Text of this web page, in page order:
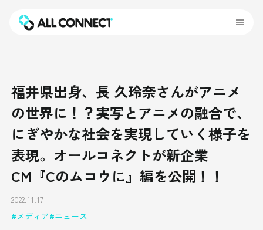
福井県出身、長 久玲奈さんがアニメ
の世界に！？実写とアニメの融合で、
にぎやかな社会を実現していく様子を
表現。オールコネクトが新企業
CM『Cのムコウに』編を公開！！
2022.11.17
メディア ニュース